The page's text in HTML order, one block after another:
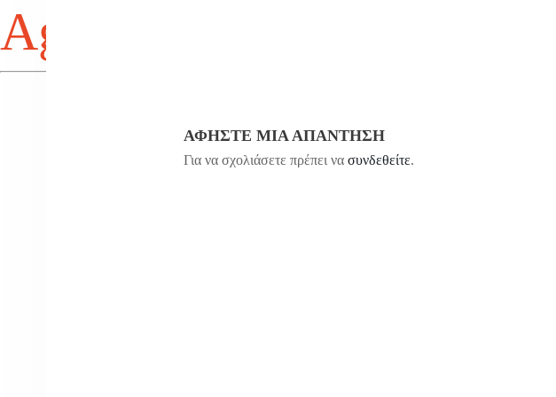
Agios Antonios
ΑΦΉΣΤΕ ΜΙΑ ΑΠΆΝΤΗΣΗ
Για να σχολιάσετε πρέπει να συνδεθείτε.